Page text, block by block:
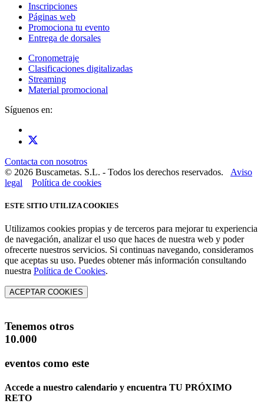
Inscripciones
Páginas web
Promociona tu evento
Entrega de dorsales
Cronometraje
Clasificaciones digitalizadas
Streaming
Material promocional
Síguenos en:
Contacta con nosotros
© 2026 Buscametas. S.L. - Todos los derechos reservados. Aviso
legal
Política de cookies
ESTE SITIO UTILIZA COOKIES
Utilizamos cookies propias y de terceros para mejorar tu experiencia
de navegación, analizar el uso que haces de nuestra web y poder
ofrecerte nuestros servicios. Si continuas navegando, consideramos
que aceptas su uso. Puedes obtener más información consultando
nuestra Política de Cookies.
ACEPTAR COOKIES
Tenemos otros
10.000
eventos como este
Accede a nuestro calendario y encuentra TU PRÓXIMO
RETO